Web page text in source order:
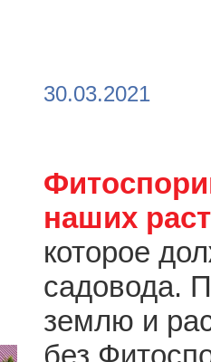
>
30.03.2021
наших
которое
садовода.
землю и
без